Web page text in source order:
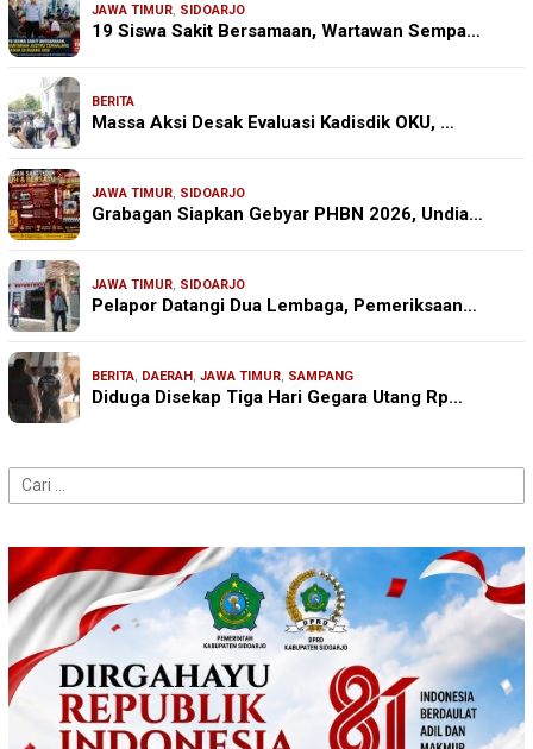
JAWA TIMUR, SIDOARJO
19 Siswa Sakit Bersamaan, Wartawan Sempa…
BERITA
Massa Aksi Desak Evaluasi Kadisdik OKU, …
JAWA TIMUR, SIDOARJO
Grabagan Siapkan Gebyar PHBN 2026, Undia…
JAWA TIMUR, SIDOARJO
Pelapor Datangi Dua Lembaga, Pemeriksaan…
BERITA, DAERAH, JAWA TIMUR, SAMPANG
Diduga Disekap Tiga Hari Gegara Utang Rp…
Cari
untuk: